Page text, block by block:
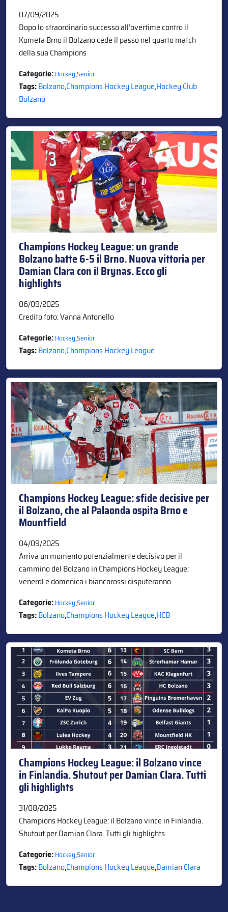
07/09/2025
Dopo lo straordinario successo all’overtime contro il
Kometa Brno il Bolzano cede il passo nel quarto match
della sua Champions
Categorie:Hockey,Senior
Tags:Bolzano,Champions Hockey League,Hockey Club
Bolzano
Champions Hockey League: un grande
Bolzano batte 6-5 il Brno. Nuova vittoria per
Damian Clara con il Brynas. Ecco gli
highlights
06/09/2025
Credito foto: Vanna Antonello
Categorie:Hockey,Senior
Tags:Bolzano,Champions Hockey League
Champions Hockey League: sfide decisive per
il Bolzano, che al Palaonda ospita Brno e
Mountfield
04/09/2025
Arriva un momento potenzialmente decisivo per il
cammino del Bolzano in Champions Hockey League:
venerdì e domenica i biancorossi disputeranno
Categorie:Hockey,Senior
Tags:Bolzano,Champions Hockey League,HCB
Champions Hockey League: il Bolzano vince
in Finlandia. Shutout per Damian Clara. Tutti
gli highlights
31/08/2025
Champions Hockey League: il Bolzano vince in Finlandia.
Shutout per Damian Clara. Tutti gli highlights
Categorie:Hockey,Senior
Tags:Bolzano,Champions Hockey League,Damian Clara